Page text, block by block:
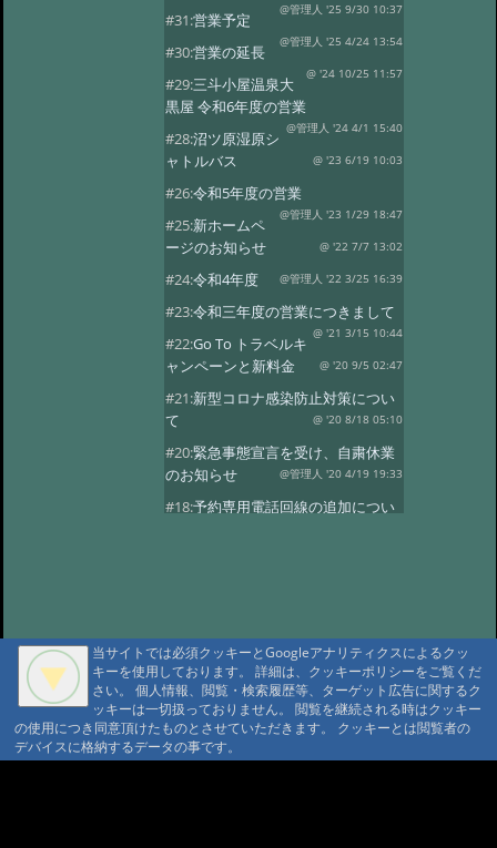
@管理人 '25 9/30 10:37
#31:営業予定
@管理人 '25 4/24 13:54
#30:営業の延長
@ '24 10/25 11:57
#29:三斗小屋温泉大
黒屋 令和6年度の営業
@管理人 '24 4/1 15:40
#28:沼ツ原湿原シ
ャトルバス
@ '23 6/19 10:03
#26:令和5年度の営業
@管理人 '23 1/29 18:47
#25:新ホームペ
ージのお知らせ
@ '22 7/7 13:02
#24:令和4年度 @管理人 '22 3/25 16:39
#23:令和三年度の営業につきまして
@ '21 3/15 10:44
#22:Go To トラベルキ
ャンペーンと新料金
@ '20 9/5 02:47
#21:新型コロナ感染防止対策につい
て
@ '20 8/18 05:10
#20:緊急事態宣言を受け、自粛休業
のお知らせ
@管理人 '20 4/19 19:33
#18:予約専用電話回線の追加につい
#13:ご計画の方に @ '18 7/23 00:55
#12: 4月中頃営業はじめます
@ '18 3/17 00:44
#11:今年の小屋締め、
冬期休業
当サイトでは必須クッキーとGoogleアナリティクスによるクッ
キーを使用しております。 詳細は、クッキーポリシーをご覧くだ
さい。 個人情報、閲覧・検索履歴等、ターゲット広告に関するク
ッキーは一切扱っておりません。 閲覧を継続される時はクッキー
の使用につき同意頂けたものとさせていただきます。 クッキーとは閲覧者の
デバイスに格納するデータの事です。